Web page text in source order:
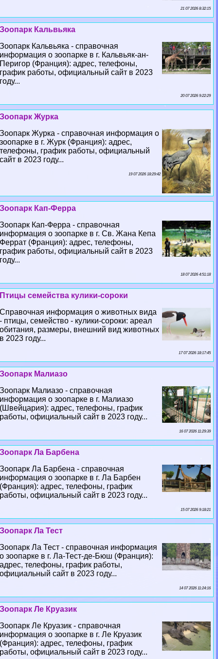
21 07 2026 8:32:15
Зоопарк Кальвьяка
Зоопарк Кальвьяка - справочная
информация о зоопарке в г. Кальвьяк-ан-
Перигор (Франция): адрес, телефоны,
график работы, официальный сайт в 2023
году...
20 07 2026 9:22:29
Зоопарк Журка
Зоопарк Журка - справочная информация о
зоопарке в г. Журк (Франция): адрес,
телефоны, график работы, официальный
сайт в 2023 году...
19 07 2026 18:29:42
Зоопарк Кап-Ферра
Зоопарк Кап-Ферра - справочная
информация о зоопарке в г. Св. Жана Кепа
Феррат (Франция): адрес, телефоны,
график работы, официальный сайт в 2023
году...
18 07 2026 4:51:18
Птицы семейства кулики-сороки
Справочная информация о животных вида
- птицы, семейство - кулики-сороки: ареал
обитания, размеры, внешний вид животных
в 2023 году...
17 07 2026 18:17:45
Зоопарк Малиазо
Зоопарк Малиазо - справочная
информация о зоопарке в г. Малиазо
(Швейцария): адрес, телефоны, график
работы, официальный сайт в 2023 году...
16 07 2026 11:29:39
Зоопарк Ла Барбена
Зоопарк Ла Барбена - справочная
информация о зоопарке в г. Ла Барбен
(Франция): адрес, телефоны, график
работы, официальный сайт в 2023 году...
15 07 2026 9:18:21
Зоопарк Ла Тест
Зоопарк Ла Тест - справочная информация
о зоопарке в г. Ла-Тест-де-Бюш (Франция):
адрес, телефоны, график работы,
официальный сайт в 2023 году...
14 07 2026 11:24:16
Зоопарк Ле Круазик
Зоопарк Ле Круазик - справочная
информация о зоопарке в г. Ле Круазик
(Франция): адрес, телефоны, график
работы, официальный сайт в 2023 году...